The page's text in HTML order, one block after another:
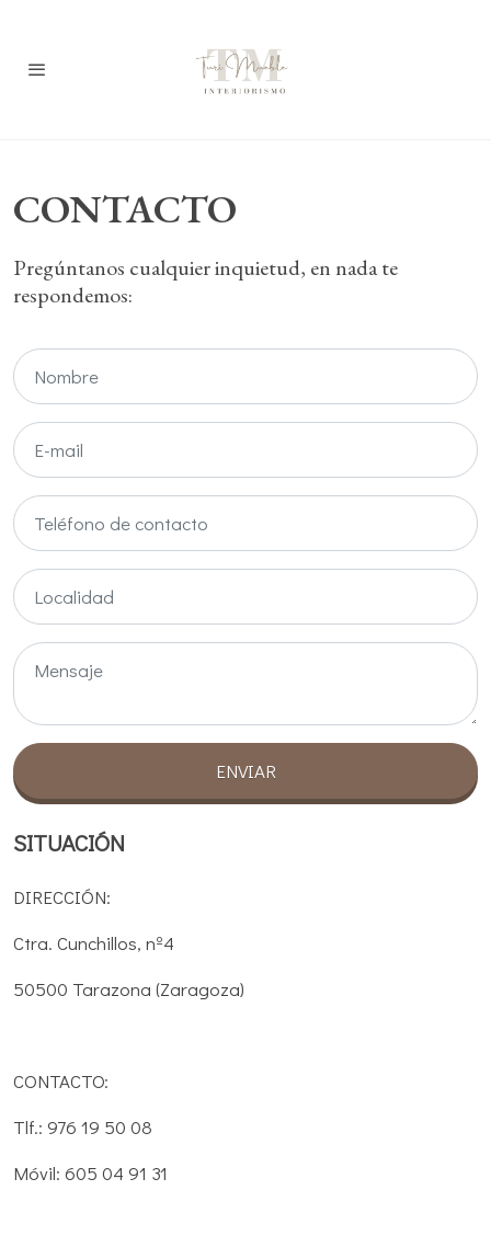
CONTACTO
Pregúntanos cualquier inquietud, en nada te
respondemos:
ENVIAR
SITUACIÓN
DIRECCIÓN:
Ctra. Cunchillos, nº4
50500 Tarazona (Zaragoza)
CONTACTO:
Tlf.: 976 19 50 08
Móvil: 605 04 91 31